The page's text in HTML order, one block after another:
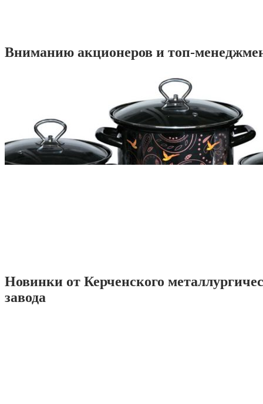
Вниманию акционеров и топ-
Новинки от Керченского
завода